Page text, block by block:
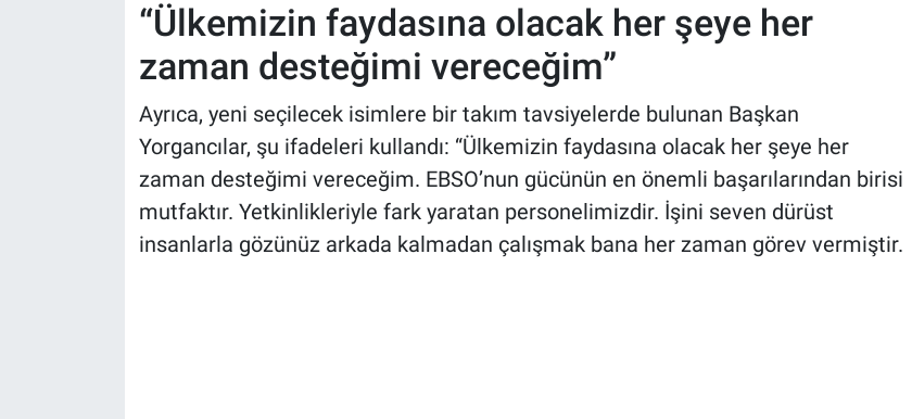
“Ülkemizin faydasına olacak her şeye her
zaman desteğimi vereceğim”
Ayrıca, yeni seçilecek isimlere bir takım tavsiyelerde bulunan Başkan
Yorgancılar, şu ifadeleri kullandı: “Ülkemizin faydasına olacak her şeye her
zaman desteğimi vereceğim. EBSO’nun gücünün en önemli başarılarından birisi
mutfaktır. Yetkinlikleriyle fark yaratan personelimizdir. İşini seven dürüst
insanlarla gözünüz arkada kalmadan çalışmak bana her zaman görev vermiştir.